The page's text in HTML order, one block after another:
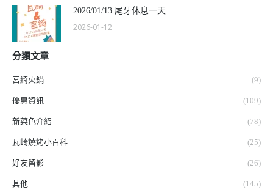
2026/01/13 尾牙休息一天
2026-01-12
分類文章
宮綺火鍋 (9)
優惠資訊 (109)
新菜色介紹 (78)
瓦崎燒烤小百科 (25)
好友留影 (26)
其他 (145)